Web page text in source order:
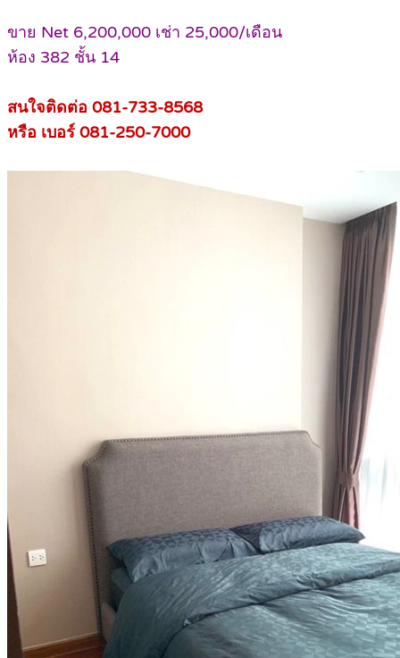
ขาย Net 6,200,000 เช่า 25,000/เดือน
ห้อง 382 ชั้น 14
สนใจติดต่อ 081-733-8568
หรือ เบอร์ 081-250-7000